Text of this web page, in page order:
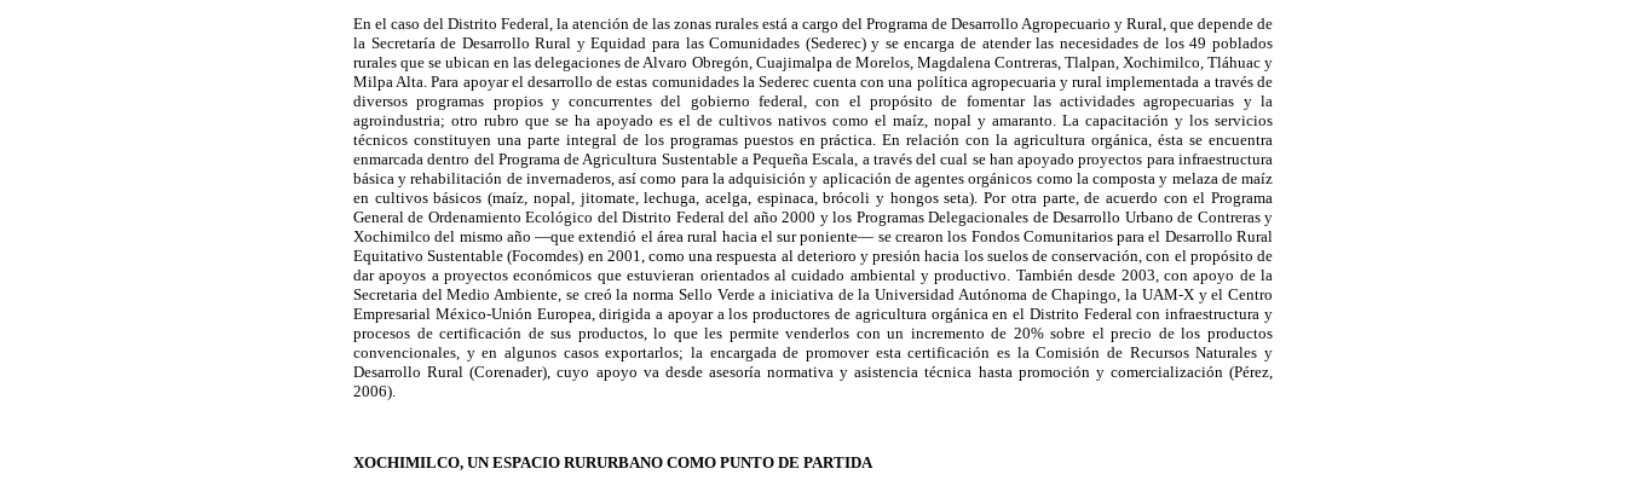
En el caso del Distrito Federal, la atención de las zonas rurales está a cargo del Programa de Desarrollo Agropecuario y Rural, que depende de
la Secretaría de Desarrollo Rural y Equidad para las Comunidades (Sederec) y se encarga de atender las necesidades de los 49 poblados
rurales que se ubican en las delegaciones de Alvaro Obregón, Cuajimalpa de Morelos, Magdalena Contreras, Tlalpan, Xochimilco, Tláhuac y
Milpa Alta. Para apoyar el desarrollo de estas comunidades la Sederec cuenta con una política agropecuaria y rural implementada a través de
diversos programas propios y concurrentes del gobierno federal, con el propósito de fomentar las actividades agropecuarias y la
agroindustria; otro rubro que se ha apoyado es el de cultivos nativos como el maíz, nopal y amaranto. La capacitación y los servicios
técnicos constituyen una parte integral de los programas puestos en práctica. En relación con la agricultura orgánica, ésta se encuentra
enmarcada dentro del Programa de Agricultura Sustentable a Pequeña Escala, a través del cual se han apoyado proyectos para infraestructura
básica y rehabilitación de invernaderos, así como para la adquisición y aplicación de agentes orgánicos como la composta y melaza de maíz
en cultivos básicos (maíz, nopal, jitomate, lechuga, acelga, espinaca, brócoli y hongos seta). Por otra parte, de acuerdo con el Programa
General de Ordenamiento Ecológico del Distrito Federal del año 2000 y los Programas Delegacionales de Desarrollo Urbano de Contreras y
Xochimilco del mismo año —que extendió el área rural hacia el sur poniente— se crearon los Fondos Comunitarios para el Desarrollo Rural
Equitativo Sustentable (Focomdes) en 2001, como una respuesta al deterioro y presión hacia los suelos de conservación, con el propósito de
dar apoyos a proyectos económicos que estuvieran orientados al cuidado ambiental y productivo. También desde 2003, con apoyo de la
Secretaria del Medio Ambiente, se creó la norma Sello Verde a iniciativa de la Universidad Autónoma de Chapingo, la UAM-X y el Centro
Empresarial México-Unión Europea, dirigida a apoyar a los productores de agricultura orgánica en el Distrito Federal con infraestructura y
procesos de certificación de sus productos, lo que les permite venderlos con un incremento de 20% sobre el precio de los productos
convencionales, y en algunos casos exportarlos; la encargada de promover esta certificación es la Comisión de Recursos Naturales y
Desarrollo Rural (Corenader), cuyo apoyo va desde asesoría normativa y asistencia técnica hasta promoción y comercialización (Pérez,
2006).
XOCHIMILCO, UN ESPACIO RURURBANO COMO PUNTO DE PARTIDA